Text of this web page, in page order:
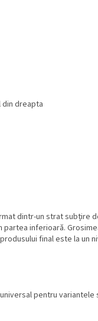
din dreapta
dintr-un strat subțire
inferioară.
final este la un
pentru variantele